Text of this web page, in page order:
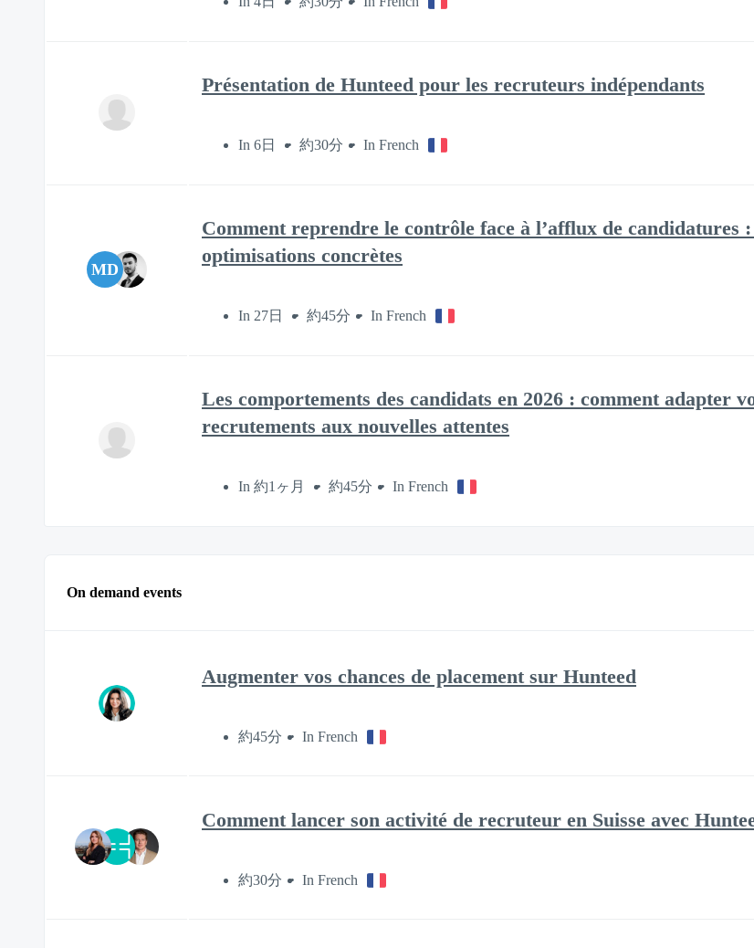
Présentation de Hunteed pour les recruteurs indépendants
In 6日 約30分 In French
MD
Comment reprendre le contrôle face à l’afflux de candidatures
optimisations concrètes
In 27日 約45分 In French
Les comportements des candidats en 2026 : comment adapter
recrutements aux nouvelles attentes
In 約1ヶ月 約45分 In French
On demand events
Augmenter vos chances de placement sur Hunteed
約45分 In French
Comment lancer son activité de recruteur en Suisse avec
約30分 In French